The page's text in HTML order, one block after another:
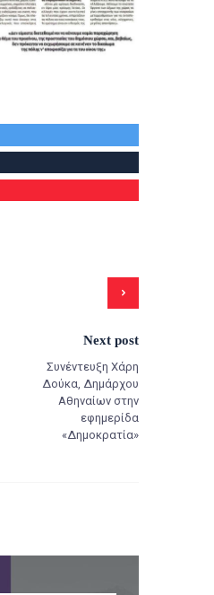
Next post
Συνέντευξη Χάρη
Δούκα, Δημάρχου
Αθηναίων στην
εφημερίδα
«Δημοκρατία»